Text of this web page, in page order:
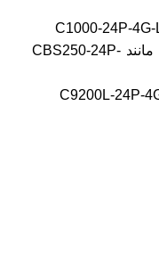
مانند CBS250-24P-